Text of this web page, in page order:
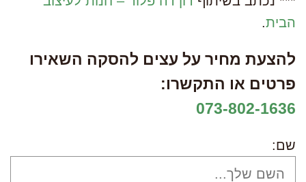
הבית.
להצעת מחיר על עצים להסקה השאירו
פרטים או התקשרו:
073-802-1636
שם: